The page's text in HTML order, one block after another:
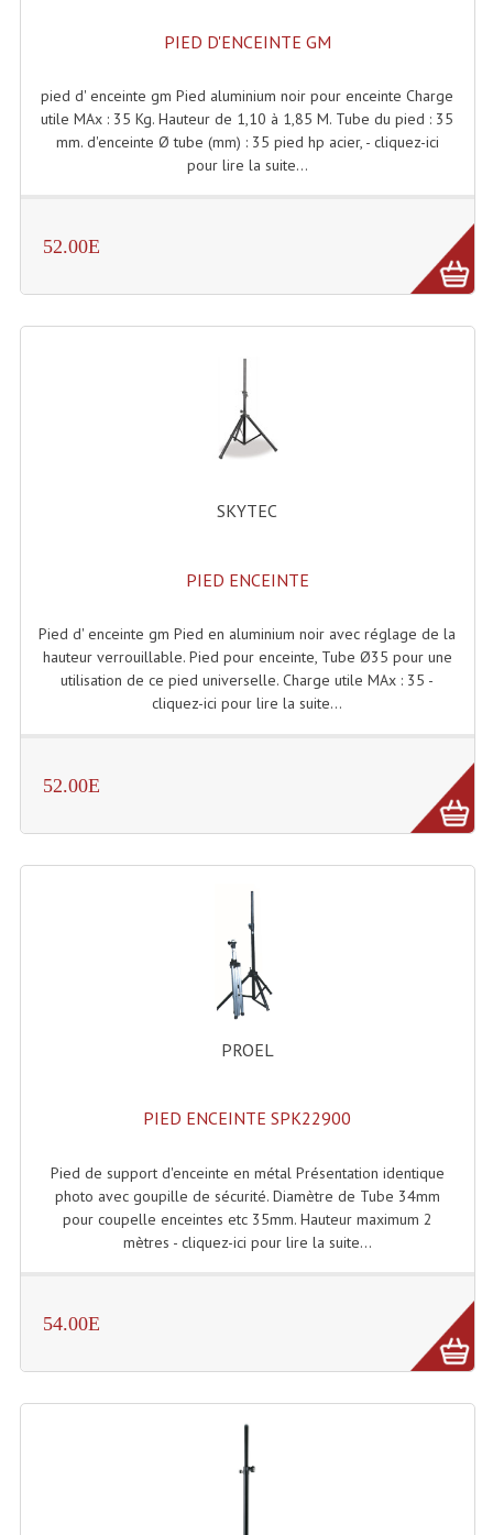
Amplificateurs
Amplificateurs Multi-Canaux
Casques Stéréo
Packs Sono
Enceintes, Système Amplifiés
Enceintes Passives Sono
Retours De Scène
Enceinte Nomade Bluetooth
Enceintes (Ecoutes De Studio)
Filtres Actifs, Correcteurs
Haut-Parleurs Moteurs Tweeters Filtres
Haut Parleurs Sono
Filtres Passifs
Haut-Parleurs Amplis Guitare
Lecteurs Audio & Sources
Platines Disque Vinyles
Lecteurs Double Cd MP3
PIED D'ENCEINTE GM
pied d' enceinte gm Pied aluminium noir pour enceinte Charge
utile MAx : 35 Kg. Hauteur de 1,10 à 1,85 M. Tube du pied : 35
mm. d'enceinte Ø tube (mm) : 35 pied hp acier, - cliquez-ici
pour lire la suite...
52.00E
SKYTEC
PIED ENCEINTE
Pied d' enceinte gm Pied en aluminium noir avec réglage de la
hauteur verrouillable. Pied pour enceinte, Tube Ø35 pour une
utilisation de ce pied universelle. Charge utile MAx : 35 -
cliquez-ici pour lire la suite...
52.00E
PROEL
PIED ENCEINTE SPK22900
Pied de support d'enceinte en métal Présentation identique
photo avec goupille de sécurité. Diamètre de Tube 34mm
pour coupelle enceintes etc 35mm. Hauteur maximum 2
mètres - cliquez-ici pour lire la suite...
54.00E